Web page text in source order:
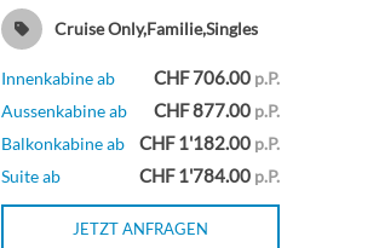
Suite
Balkonkabine
Balkonkabine
Suite
Cruise Only,Familie,Singles
Innenkabine ab CHF 706.00 p.P.
Aussenkabine ab
CHF 877.00 p.P.
Balkonkabine ab
CHF 1'182.00 p.P.
Suite ab
CHF 1'784.00 p.P.
JETZT ANFRAGEN